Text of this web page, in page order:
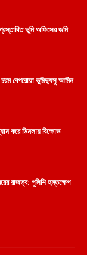
ভূমি অফিসের জমি
চরম বেপরোয়া ভুমিদ্যুসু আমিন
করে ডিমলায় বিক্ষোভ
রাজত্ব: পুলিশি হস্তক্ষেপ